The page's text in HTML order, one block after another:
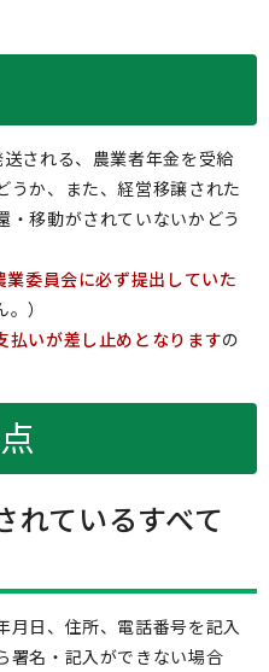
される、農業者年金を受給
うか、また、経営移譲された
・移動がされていないかどう
委員会に必ず提出していた
）
払いが差し止めとなりますの
れているすべて
月日、住所、電話番号を記入
署名・記入ができない場合